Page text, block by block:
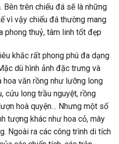
trên chiếu đá sẽ là những
vì vậy chiếu đá thường mang
phong thuỷ, tâm linh tốt đẹp
khắc rất phong phú đa dạng
dù hình ảnh đặc trưng và
hoa văn rồng như lưỡng long
cửu long trầu nguyệt, rồng
hoà quyện… Nhưng một số
tượng khác như hoa cỏ, mây
Ngoài ra các công trình di tích